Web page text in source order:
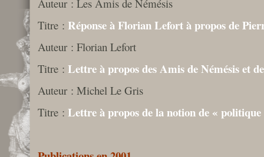
Auteur : Les Amis de Némésis
Titre : Réponse à Florian Lefort à propos de
Auteur : Florian Lefort
Titre : Lettre à propos des Amis de Némésis et
Auteur : Michel Le Gris
Titre : Lettre à propos de la notion de « politique